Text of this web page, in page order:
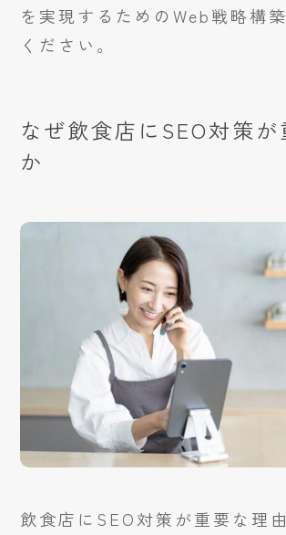
を実現するためのWeb戦略構
ください。
なぜ飲食店にSEO対策が
か
飲食店にSEO対策が重要な理